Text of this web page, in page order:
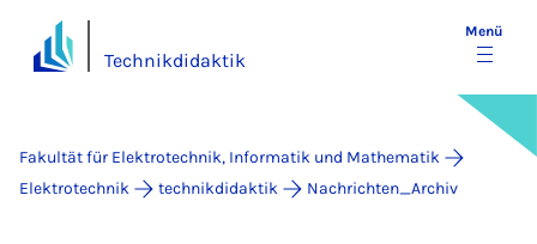
Technikdidaktik
Menü
Fakultät für Elektrotechnik, Informatik und Mathematik
Elektrotechnik
technikdidaktik Nachrichten_Archiv